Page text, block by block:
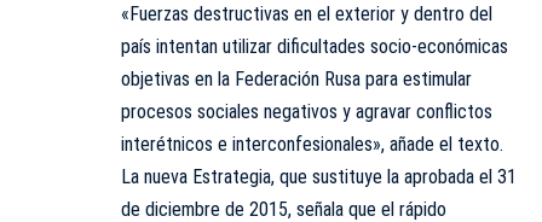
«Fuerzas destructivas en el exterior y dentro del
país intentan utilizar dificultades socio-económicas
objetivas en la Federación Rusa para estimular
procesos sociales negativos y agravar conflictos
interétnicos e interconfesionales», añade el texto.
La nueva Estrategia, que sustituye la aprobada el 31
de diciembre de 2015, señala que el rápido